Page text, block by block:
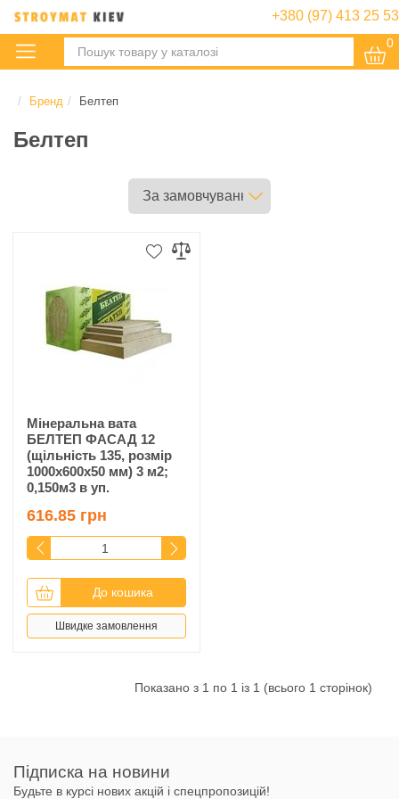
+380 (97) 413 25 53
0
Бренд Белтеп
Белтеп
Мінеральна вата
БЕЛТЕП ФАСАД 12
(щільність 135, розмір
1000х600х50 мм) 3 м2;
0,150м3 в уп.
616.85 грн
До кошика
Швидке замовлення
Показано з 1 по 1 із 1 (всього 1 сторінок)
Підписка на новини
Будьте в курсі нових акцій і спецпропозицій!